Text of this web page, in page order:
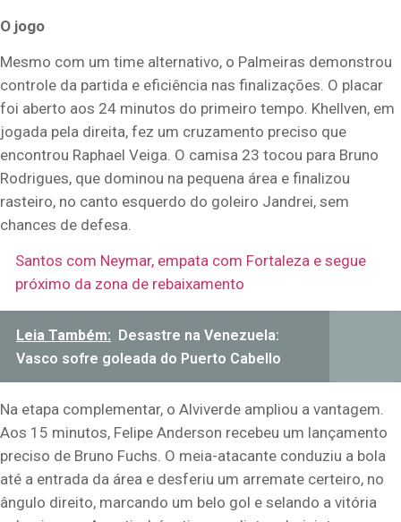
O jogo
Mesmo com um time alternativo, o Palmeiras demonstrou
controle da partida e eficiência nas finalizações. O placar
foi aberto aos 24 minutos do primeiro tempo. Khellven, em
jogada pela direita, fez um cruzamento preciso que
encontrou Raphael Veiga. O camisa 23 tocou para Bruno
Rodrigues, que dominou na pequena área e finalizou
rasteiro, no canto esquerdo do goleiro Jandrei, sem
chances de defesa.
Santos com Neymar, empata com Fortaleza e segue
próximo da zona de rebaixamento
Leia Também:
Desastre na Venezuela:
Vasco sofre goleada do Puerto Cabello
Na etapa complementar, o Alviverde ampliou a vantagem.
Aos 15 minutos, Felipe Anderson recebeu um lançamento
preciso de Bruno Fuchs. O meia-atacante conduziu a bola
até a entrada da área e desferiu um arremate certeiro, no
ângulo direito, marcando um belo gol e selando a vitória